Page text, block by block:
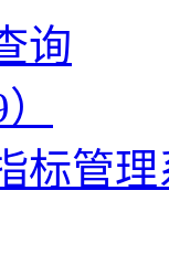
询
标管理